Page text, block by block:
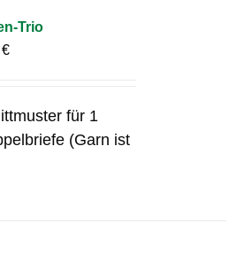
Trio
€
für 1
(Garn ist